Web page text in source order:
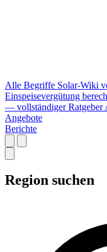
Alle Begriffe Solar-Wiki
Einspeisevergütung
— vollständiger Ratgeber
Angebote
Berichte
Region suchen